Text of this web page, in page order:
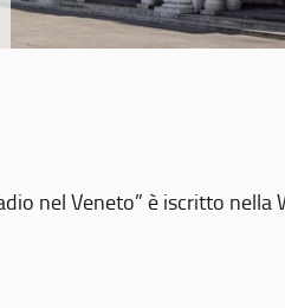
nel Veneto” è iscritto